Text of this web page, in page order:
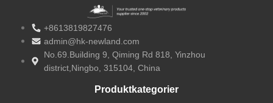
+8613819827476
admin@hk-newland.com
No.69.Building 9, Qiming Rd 818, Yinzhou
district,Ningbo, 315104, China
Produktkategorier